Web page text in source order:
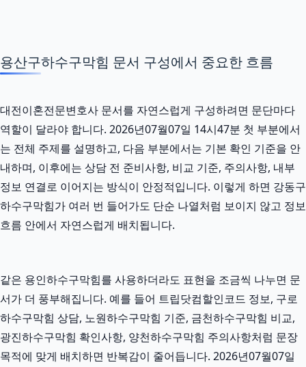
용산구하수구막힘 문서 구성에서 중요한 흐름
대전이혼전문변호사 문서를 자연스럽게 구성하려면 문단마다
역할이 달라야 합니다. 2026년07월07일 14시47분 첫 부분에서
는 전체 주제를 설명하고, 다음 부분에서는 기본 확인 기준을 안
내하며, 이후에는 상담 전 준비사항, 비교 기준, 주의사항, 내부
정보 연결로 이어지는 방식이 안정적입니다. 이렇게 하면 강동구
하수구막힘가 여러 번 들어가도 단순 나열처럼 보이지 않고 정보
흐름 안에서 자연스럽게 배치됩니다.
같은 용인하수구막힘를 사용하더라도 표현을 조금씩 나누면 문
서가 더 풍부해집니다. 예를 들어 트립닷컴할인코드 정보, 구로
하수구막힘 상담, 노원하수구막힘 기준, 금천하수구막힘 비교,
광진하수구막힘 확인사항, 양천하수구막힘 주의사항처럼 문장
목적에 맞게 배치하면 반복감이 줄어듭니다. 2026년07월07일